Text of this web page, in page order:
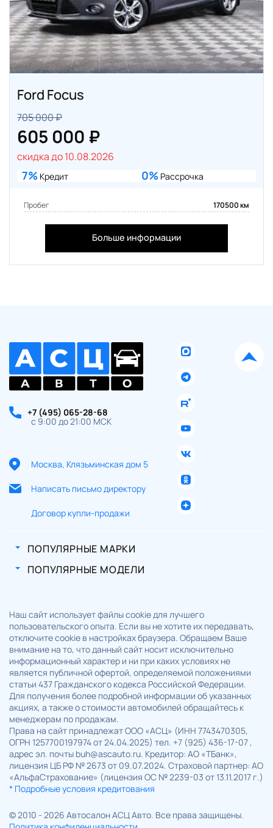
Ford Focus
705 000 ₽
605 000 ₽
скидка до 10.08.2026
7% Кредит 0% Рассрочка
Пробег 170500 км
Больше информации
+7 (495) 065-28-68
с 9:00 до 21:00 МСК
Москва, Клязьминская дом 5
Написать письмо директору
Договор купли-продажи
ПОПУЛЯРНЫЕ МАРКИ
ПОПУЛЯРНЫЕ МОДЕЛИ
Наш сайт использует файлы cookie для лучшего
пользовательского опыта. Если вы не хотите их передавать,
отключите cookie в настройках браузера. Обращаем Ваше
внимание на то, что данный сайт носит исключительно
информационный характер и ни при каких условиях не
является публичной офертой, определяемой положениями
статьи 437 Гражданского кодекса Российской Федерации.
Для получения более подробной информации об указанных
акциях, а также о стоимости автомобилей обращайтесь к
менеджерам по продажам.
Права на сайт принадлежат ООО «АСЦ» (ИНН 7743470305,
ОГРН 1257700197974 от 24.04.2025) тел. +7 (925) 436-17-07 ,
адрес эл. почты buh@ascauto.ru. Кредитор: АО «ТБанк»,
лицензия ЦБ РФ № 2673 от 09.07.2024. Страховой партнер: АО
«АльфаСтрахование» (лицензия ОС № 2239-03 от 13.11.2017 г.)
* Подробные условия кредитования
© 2010 - 2026 Автосалон АСЦ Авто. Все права защищены.